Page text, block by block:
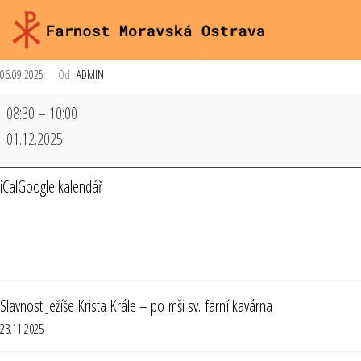
06.09.2025 Od ADMIN
08:30–10:00
01.12.2025
iCalGoogle kalendář
Slavnost Ježíše Krista Krále – po mši sv. farní kavárna
23.11.2025